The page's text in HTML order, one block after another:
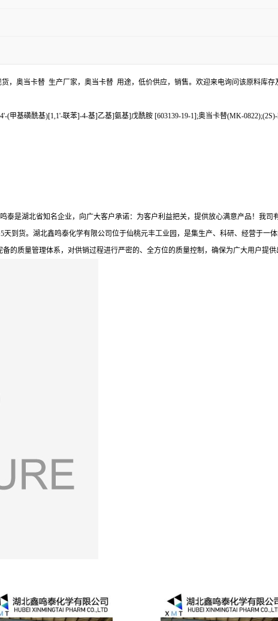
，奥当卡替 生产厂家，奥当卡替 用途，低价供应，销售。欢迎来电询问该原料库存
(甲基磺酰基)[1,1'-联苯]-4-基]乙基]氨基]戊酰胺 [603139-19-1];奥当卡替(MK-
是湖北省知名企业，向广大客户承诺：为客户利益把关，提供放心满意产品！我司
到货。湖北鑫鸣泰化学有限公司位于仙桃元丰工业园，是集生产、科研、经营于一
的质量管理体系，对供销过程进行严密的、全方位的质量控制，确保为广大用户提供